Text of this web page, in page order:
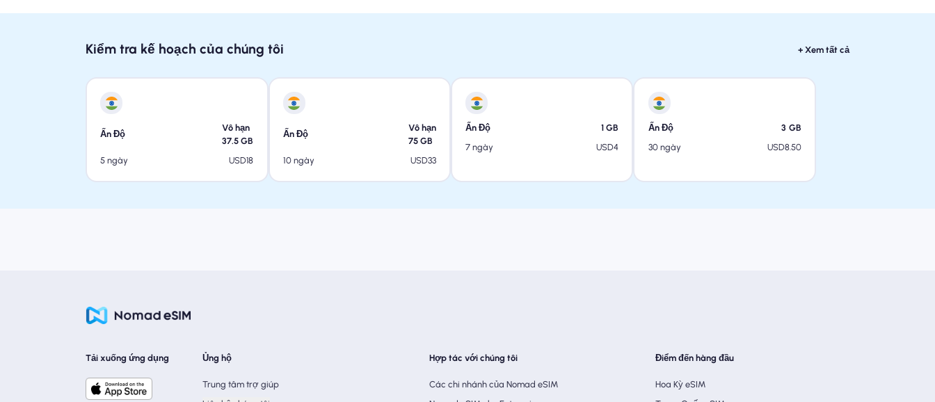
Kiểm tra kế hoạch của chúng tôi + Xem tất cả
Ấn Độ
Vô hạn
37.5 GB
5 ngày
USD18
Ấn Độ
Vô hạn
75 GB
10 ngày
USD33
Ấn Độ 1 GB
7 ngày
USD4
Ấn Độ 3 GB
30 ngày
USD8.50
Tải xuống ứng dụng Ủng hộ
Trung tâm trợ giúp
Hợp tác với chúng tôi
Các chi nhánh của Nomad eSIM
Điểm đến hàng đầu
Hoa Kỳ eSIM